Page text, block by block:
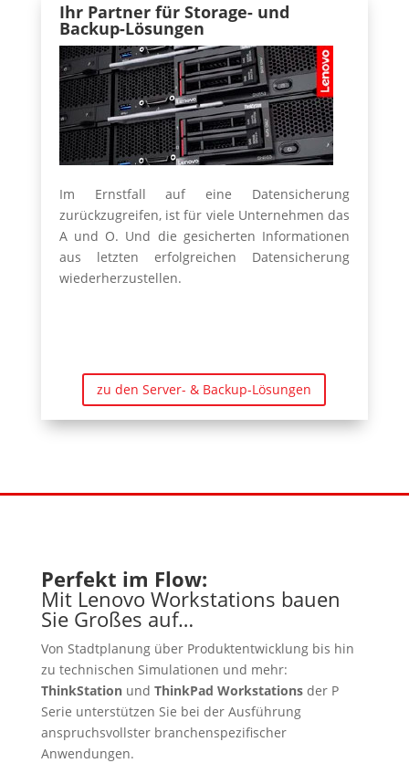
Ihr Partner für Storage- und
Backup-Lösungen
Im Ernstfall auf eine Datensicherung
zurückzugreifen, ist für viele Unternehmen das
A und O. Und die gesicherten Informationen
aus letzten erfolgreichen Datensicherung
wiederherzustellen.
zu den Server- & Backup-Lösungen
Perfekt im Flow:
Mit Lenovo Workstations bauen
Sie Großes auf…
Von Stadtplanung über Produktentwicklung bis hin
zu technischen Simulationen und mehr:
ThinkStationund ThinkPad Workstationsder P
Serie unterstützen Sie bei der Ausführung
anspruchsvollster branchenspezifischer
Anwendungen.